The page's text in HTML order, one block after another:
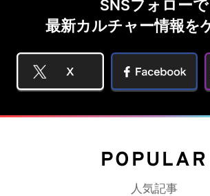
SNSフォローで
最新カルチャー情報を
POPULAR
人気記事